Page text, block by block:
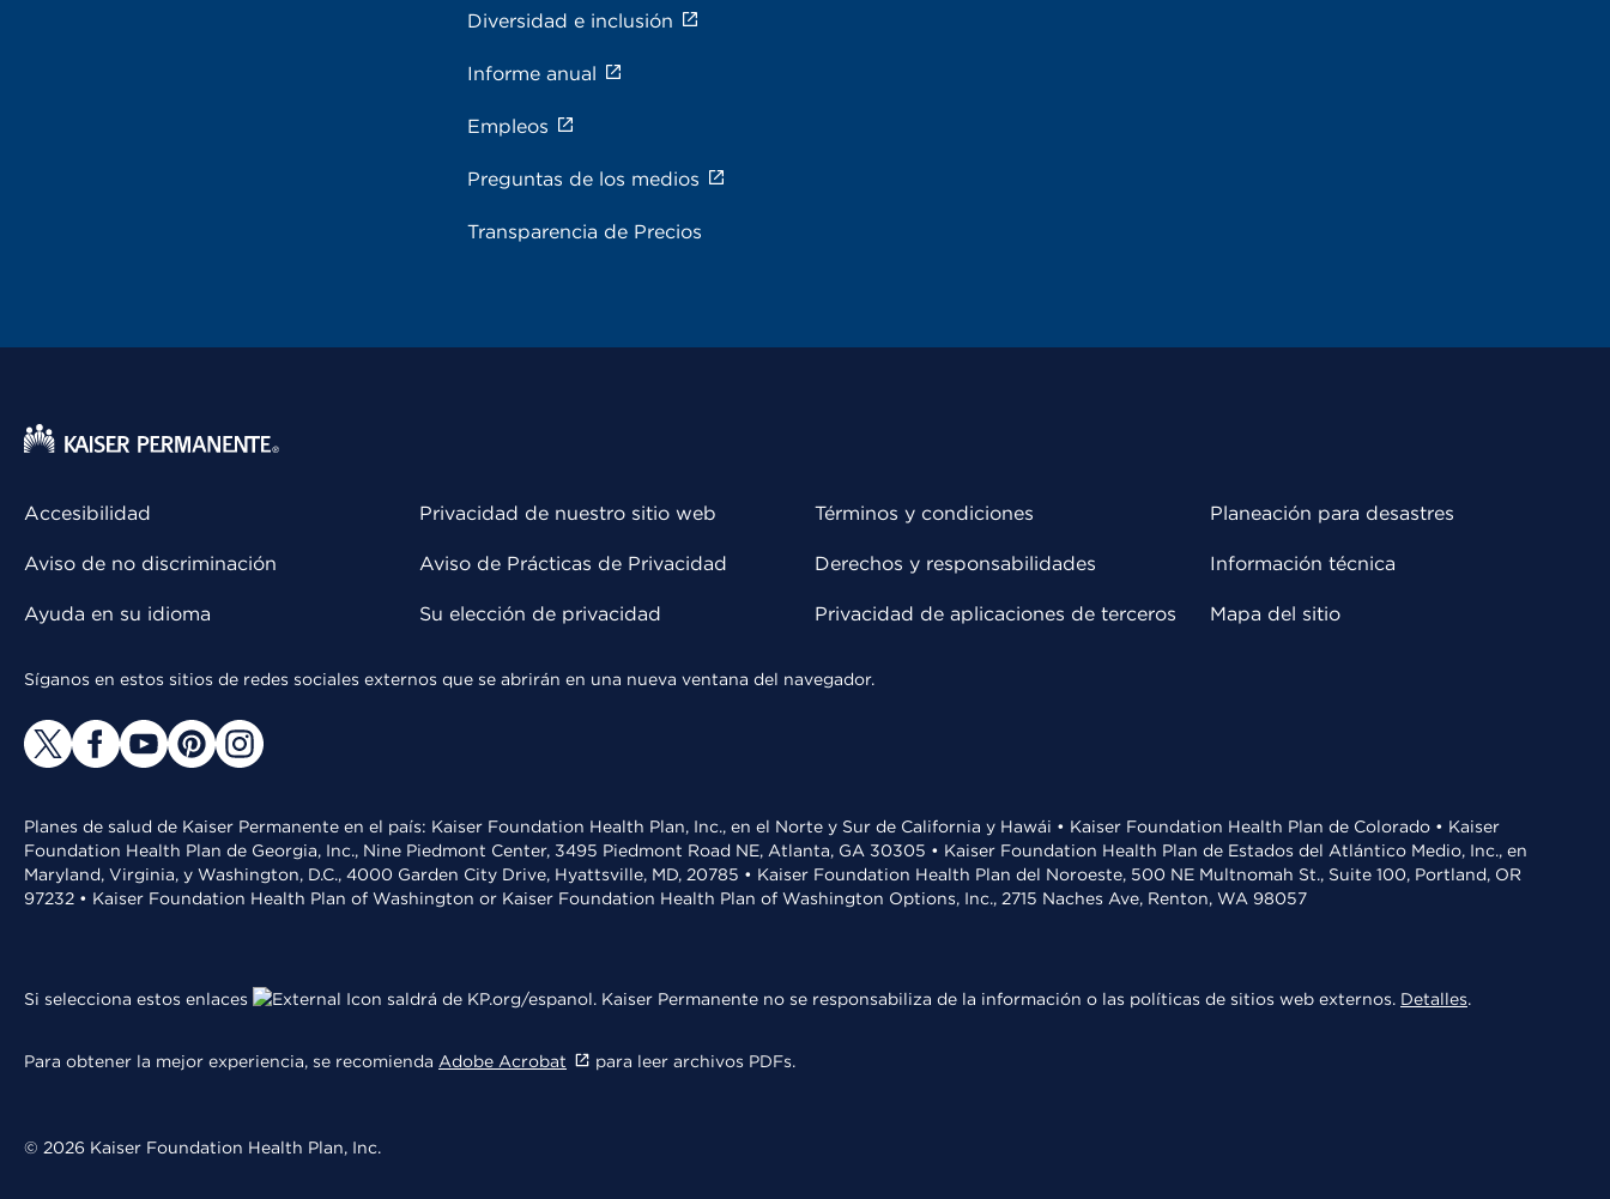
Diversidad e inclusión
Informe anual
Empleos
Preguntas de los medios
Transparencia de Precios
Accesibilidad
Aviso de no discriminación
Ayuda en su idioma
Privacidad de nuestro sitio web
Aviso de Prácticas de Privacidad
Su elección de privacidad
Términos y condiciones
Derechos y responsabilidades
Privacidad de aplicaciones de terceros
Planeación para desastres
Información técnica
Mapa del sitio
Síganos en estos sitios de redes sociales externos que se abrirán en una nueva ventana del navegador.
Planes de salud de Kaiser Permanente en el país: Kaiser Foundation Health Plan, Inc., en el Norte y Sur de California y Hawái • Kaiser Foundation Health Plan de Colorado • Kaiser
Foundation Health Plan de Georgia, Inc., Nine Piedmont Center, 3495 Piedmont Road NE, Atlanta, GA 30305 • Kaiser Foundation Health Plan de Estados del Atlántico Medio, Inc., en
Maryland, Virginia, y Washington, D.C., 4000 Garden City Drive, Hyattsville, MD, 20785 • Kaiser Foundation Health Plan del Noroeste, 500 NE Multnomah St., Suite 100, Portland, OR
97232 • Kaiser Foundation Health Plan of Washington or Kaiser Foundation Health Plan of Washington Options, Inc., 2715 Naches Ave, Renton, WA 98057
Si selecciona estos enlaces saldrá de KP.org/espanol. Kaiser Permanente no se responsabiliza de la información o las políticas de sitios web externos. Detalles.
Para obtener la mejor experiencia, se recomienda Adobe Acrobat para leer archivos PDFs.
© 2026 Kaiser Foundation Health Plan, Inc.